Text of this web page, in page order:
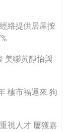
絡提供居屋按
美聯黃靜怡與
樓市福運來 狗
視人才 屢獲嘉